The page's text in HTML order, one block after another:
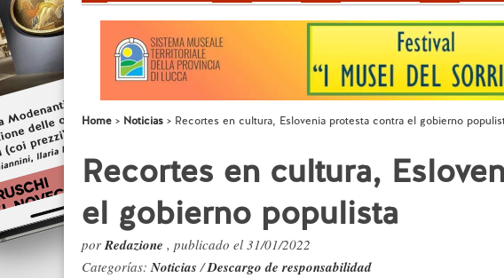
Home Noticias Recortes en cultura, Eslovenia protesta contra el gobierno
Recortes en cultura,
el gobierno populista
porRedazione , publicado el 31/01/2022
Categorías:Noticias/Descargo de responsabilidad